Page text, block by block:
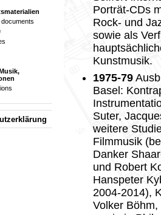
Porträt-CDs
Rock- und
sowie als
Kunstmusik.
1975-79
Basel:
Suter,
weitere
Filmmusik
Danker
und Robert
Hanspeter
2004-2014),
Volker